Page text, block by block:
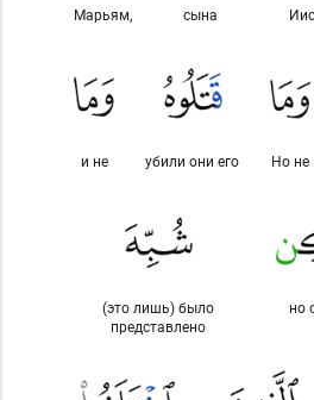
сына
Марьям,
Но не
убили они его
и не
но
(это лишь) было
представлено